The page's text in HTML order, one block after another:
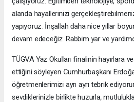
alanda hayallerinizi
yapıyoruz. İnşallah daha nice yıllar
devam edeceğiz. Rabbim yar ve
TÜGVA Yaz Okulları finalinin hayırlara
ettiğini söyleyen Cumhurbaşkanı
öğretmenlerimizi ayrı ayrı tebrik
sevdiklerinizle birlikte huzurla,